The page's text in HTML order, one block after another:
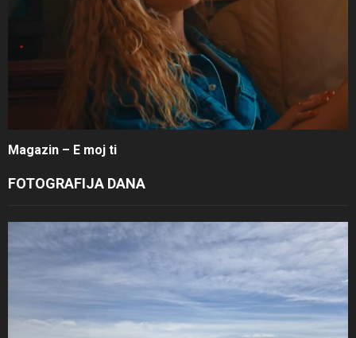
Magazin – E moj ti
FOTOGRAFIJA DANA